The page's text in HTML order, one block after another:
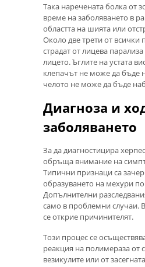
Така наречената болка от
време на заболяването в
областта на шията или
Около две трети от всички
страдат от лицева
лицето. Ъглите на устата
клепачът не може да бъде
челото не може да бъде
Диагноза и
заболяването
За да диагностицира
обръща внимание на
Типични признаци са
образуването на мехури
Допълнителни
само в проблемни
се открие причинителят.
Този процес се
реакция на полимераза от
везикулите или от